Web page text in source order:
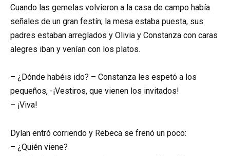
Cuando las gemelas volvieron a la casa de campo había
señales de un gran festín; la mesa estaba puesta, sus
padres estaban arreglados y Olivia y Constanza con caras
alegres iban y venían con los platos.
– ¿Dónde habéis ido? – Constanza les espetó a los
pequeños, -¡Vestiros, que vienen los invitados!
– ¡Viva!
Dylan entró corriendo y Rebeca se frenó un poco:
– ¿Quién viene?